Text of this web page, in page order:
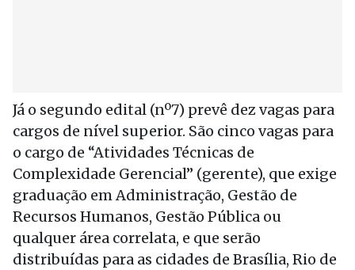
Já o segundo edital (nº7) prevê dez vagas para
cargos de nível superior. São cinco vagas para
o cargo de “Atividades Técnicas de
Complexidade Gerencial” (gerente), que exige
graduação em Administração, Gestão de
Recursos Humanos, Gestão Pública ou
qualquer área correlata, e que serão
distribuídas para as cidades de Brasília, Rio de